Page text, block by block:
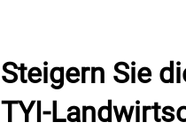
Steigern Sie
TYI-